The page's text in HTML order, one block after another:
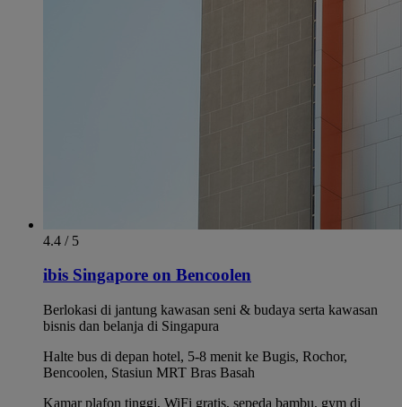
4.4 / 5
ibis Singapore on Bencoolen
Berlokasi di jantung kawasan seni & budaya serta kawasan
bisnis dan belanja di Singapura
Halte bus di depan hotel, 5-8 menit ke Bugis, Rochor,
Bencoolen, Stasiun MRT Bras Basah
Kamar plafon tinggi, WiFi gratis, sepeda bambu, gym di